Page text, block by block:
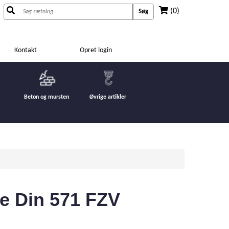
(0)
Søg
Kontakt Opret login
Beton og mursten Øvrige artikler
Din 571 FZV